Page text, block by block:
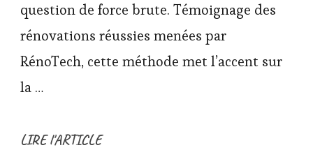
question de force brute. Témoignage des
rénovations réussies menées par
RénoTech, cette méthode met l’accent sur
la …
LIRE l'ARTICLE